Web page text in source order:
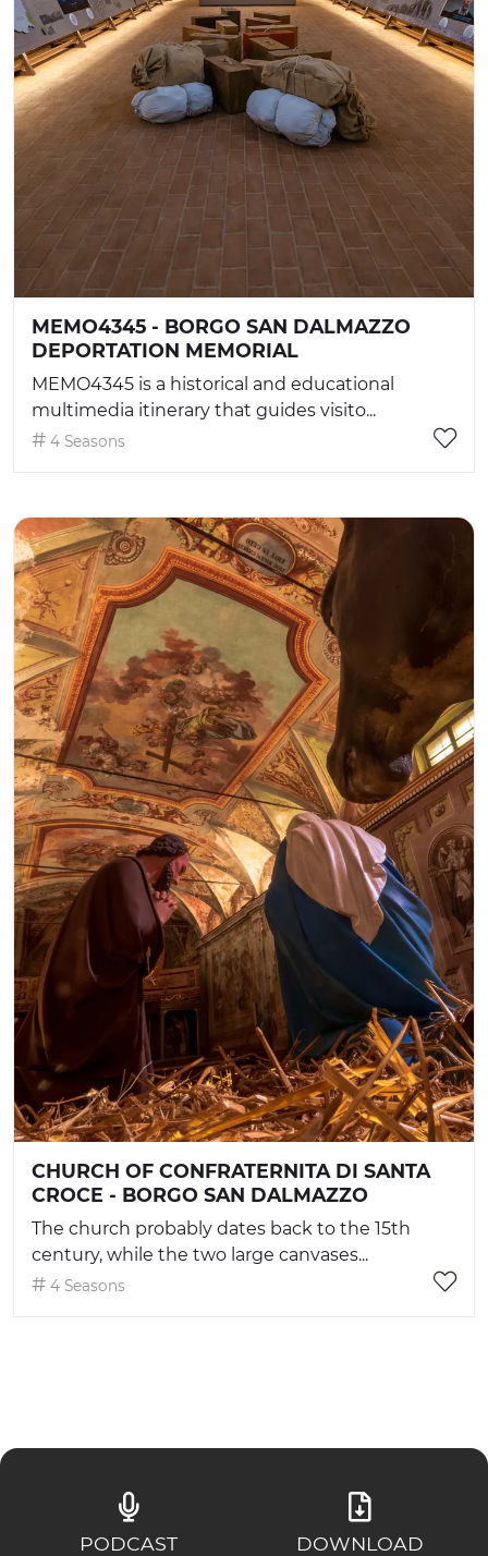
MEMO4345 - BORGO SAN DALMAZZO
DEPORTATION MEMORIAL
MEMO4345 is a historical and educational
multimedia itinerary that guides visito...
4 Seasons
CHURCH OF CONFRATERNITA DI SANTA
CROCE - BORGO SAN DALMAZZO
The church probably dates back to the 15th
century, while the two large canvases...
4 Seasons
PODCAST DOWNLOAD